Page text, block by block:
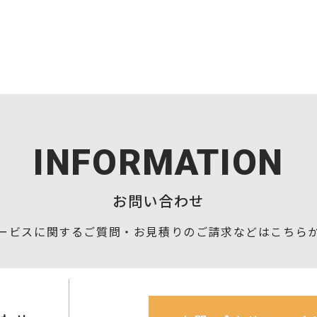
INFORMATION
お問い合わせ
ビスに関するご質問・お見積りの ご請求などはこちら